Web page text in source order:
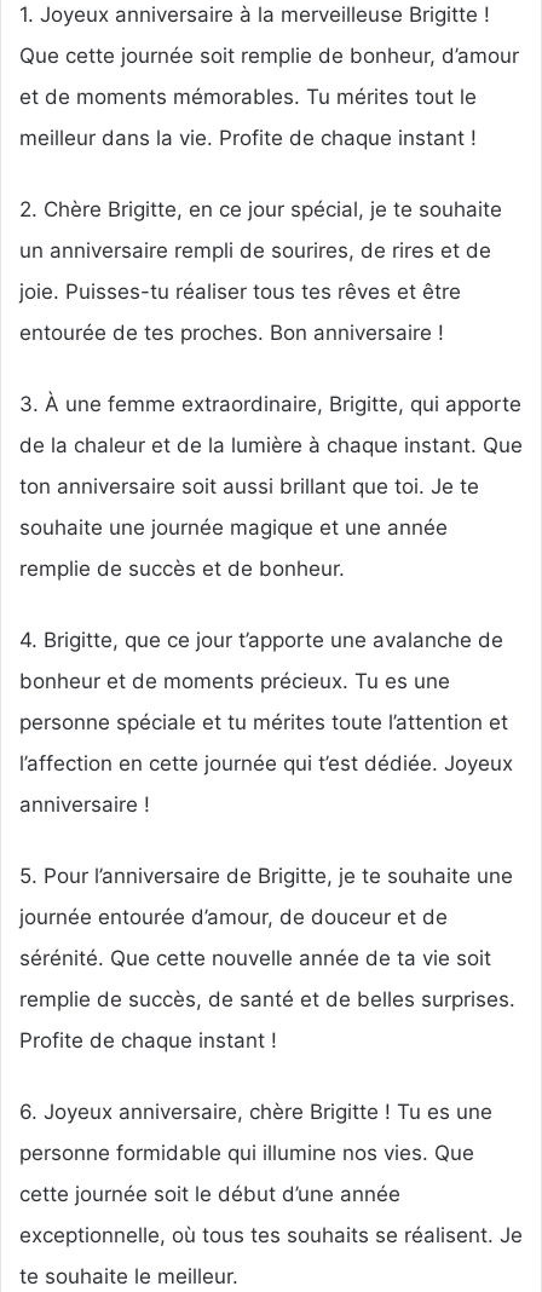
1. Joyeux anniversaire à la merveilleuse Brigitte !
Que cette journée soit remplie de bonheur, d’amour
et de moments mémorables. Tu mérites tout le
meilleur dans la vie. Profite de chaque instant !
2. Chère Brigitte, en ce jour spécial, je te souhaite
un anniversaire rempli de sourires, de rires et de
joie. Puisses-tu réaliser tous tes rêves et être
entourée de tes proches. Bon anniversaire !
3. À une femme extraordinaire, Brigitte, qui apporte
de la chaleur et de la lumière à chaque instant. Que
ton anniversaire soit aussi brillant que toi. Je te
souhaite une journée magique et une année
remplie de succès et de bonheur.
4. Brigitte, que ce jour t’apporte une avalanche de
bonheur et de moments précieux. Tu es une
personne spéciale et tu mérites toute l’attention et
l’affection en cette journée qui t’est dédiée. Joyeux
anniversaire !
5. Pour l’anniversaire de Brigitte, je te souhaite une
journée entourée d’amour, de douceur et de
sérénité. Que cette nouvelle année de ta vie soit
remplie de succès, de santé et de belles surprises.
Profite de chaque instant !
6. Joyeux anniversaire, chère Brigitte ! Tu es une
personne formidable qui illumine nos vies. Que
cette journée soit le début d’une année
exceptionnelle, où tous tes souhaits se réalisent. Je
te souhaite le meilleur.